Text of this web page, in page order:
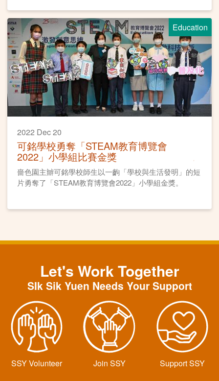
Education
2022 Dec 20
可銘學校勇奪「STEAM教育博覽會
2022」小學組比賽金獎
嗇色園主辧可銘學校師生以一齣「學校與生活發明」的短
片勇奪了「STEAM教育博覽會2022」小學組金獎。
Let's Work Together
SIk Sik Yuen Needs Your Support
SSY Volunteer Join SSY Support SSY